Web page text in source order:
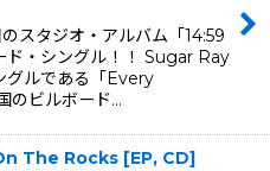
スタジオ・アルバム「14:59
ド・シングル！！ Sugar Ray
グルである「Every
のビルボード…
The Rocks [EP, CD]